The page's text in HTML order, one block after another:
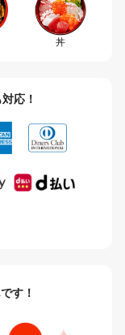
丼
応！
す！